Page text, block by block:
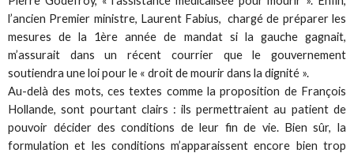
l’ancien Premier ministre, Laurent Fabius, chargé de préparer les
mesures de la 1ère année de mandat si la gauche gagnait,
m’assurait dans un récent courrier que le gouvernement
soutiendra une loi pour le « droit de mourir dans la dignité ».
Au-delà des mots, ces textes comme la proposition de François
Hollande, sont pourtant clairs : ils permettraient au patient de
pouvoir décider des conditions de leur fin de vie. Bien sûr, la
formulation et les conditions m’apparaissent encore bien trop